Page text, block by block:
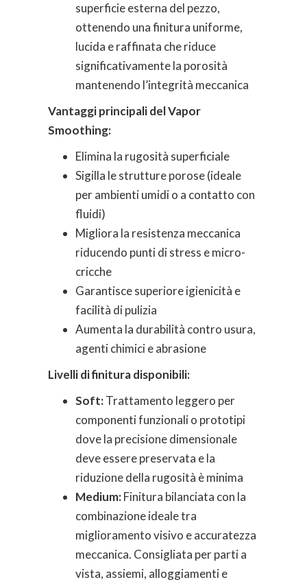
superficie esterna del pezzo,
ottenendo una finitura uniforme,
lucida e raffinata che riduce
significativamente la porosità
mantenendo l’integrità meccanica
Vantaggi principali del Vapor
Smoothing:
Elimina la rugosità superficiale
Sigilla le strutture porose (ideale
per ambienti umidi o a contatto con
fluidi)
Migliora la resistenza meccanica
riducendo punti di stress e micro-
cricche
Garantisce superiore igienicità e
facilità di pulizia
Aumenta la durabilità contro usura,
agenti chimici e abrasione
Livelli di finitura disponibili:
Soft:Trattamento leggero per
componenti funzionali o prototipi
dove la precisione dimensionale
deve essere preservata e la
riduzione della rugosità è minima
Medium:Finitura bilanciata con la
combinazione ideale tra
miglioramento visivo e accuratezza
meccanica. Consigliata per parti a
vista, assiemi, alloggiamenti e